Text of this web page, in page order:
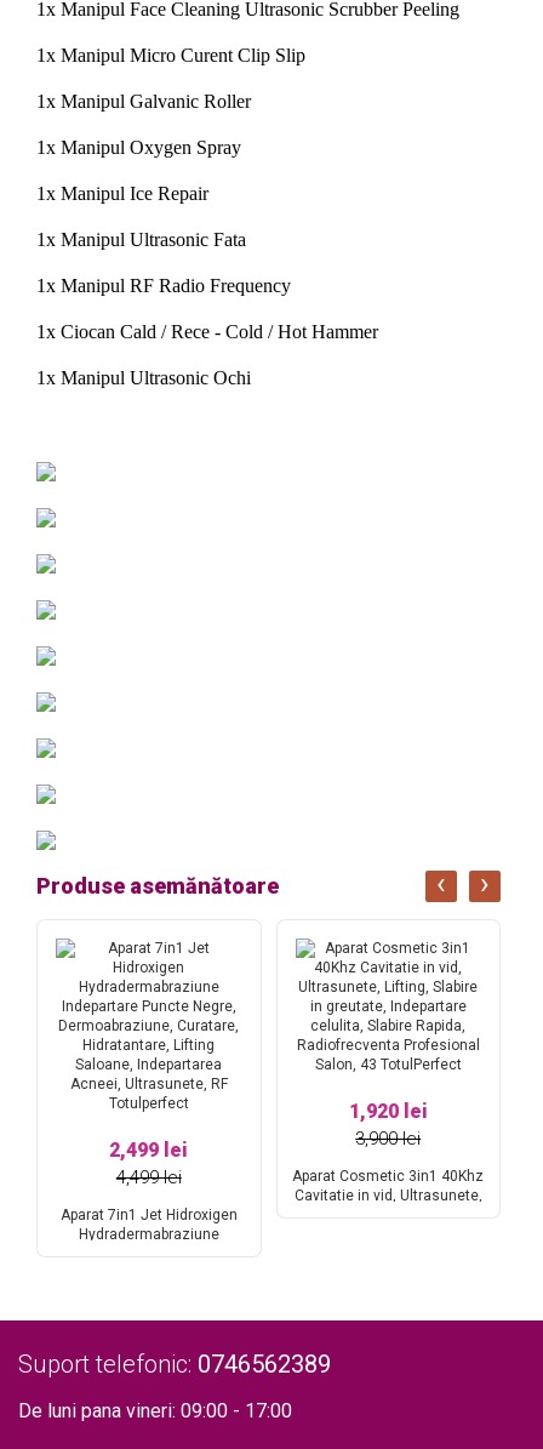
1x Manipul Face Cleaning Ultrasonic Scrubber Peeling
1x Manipul Micro Curent Clip Slip
1x Manipul Galvanic Roller
1x Manipul Oxygen Spray
1x Manipul Ice Repair
1x Manipul Ultrasonic Fata
1x Manipul RF Radio Frequency
1x Ciocan Cald / Rece - Cold / Hot Hammer
1x Manipul Ultrasonic Ochi
Produse asemănătoare
2,499 lei
4,499 lei
Aparat 7in1 Jet Hidroxigen
Hydradermabraziune
1,920 lei
3,900 lei
Aparat Cosmetic 3in1 40Khz
Cavitatie in vid, Ultrasunete,
‹ ›
Suport telefonic: 0746562389
De luni pana vineri: 09:00 - 17:00